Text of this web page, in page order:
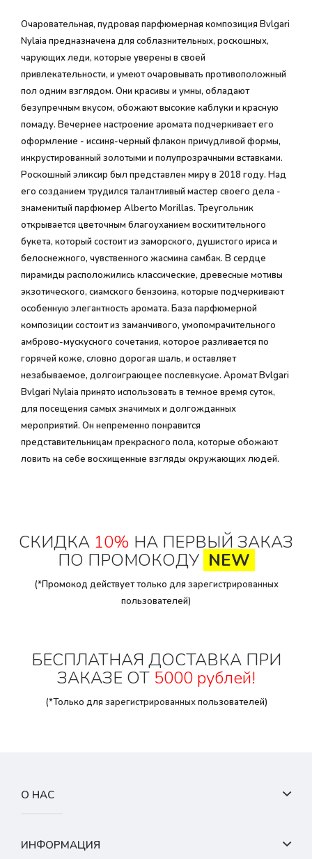
Очаровательная, пудровая парфюмерная композиция Bvlgari
Nylaia предназначена для соблазнительных, роскошных,
чарующих леди, которые уверены в своей
привлекательности, и умеют очаровывать противоположный
пол одним взглядом. Они красивы и умны, обладают
безупречным вкусом, обожают высокие каблуки и красную
помаду. Вечернее настроение аромата подчеркивает его
оформление - иссиня-черный флакон причудливой формы,
инкрустированный золотыми и полупрозрачными вставками.
Роскошный эликсир был представлен миру в 2018 году. Над
его созданием трудился талантливый мастер своего дела -
знаменитый парфюмер Alberto Morillas. Треугольник
открывается цветочным благоуханием восхитительного
букета, который состоит из заморского, душистого ириса и
белоснежного, чувственного жасмина самбак. В сердце
пирамиды расположились классические, древесные мотивы
экзотического, сиамского бензоина, которые подчеркивают
особенную элегантность аромата. База парфюмерной
композиции состоит из заманчивого, умопомрачительного
амброво-мускусного сочетания, которое разливается по
горячей коже, словно дорогая шаль, и оставляет
незабываемое, долгоиграющее послевкусие. Аромат Bvlgari
Bvlgari Nylaia принято использовать в темное время суток,
для посещения самых значимых и долгожданных
мероприятий. Он непременно понравится
представительницам прекрасного пола, которые обожают
ловить на себе восхищенные взгляды окружающих людей.
СКИДКА 10% НА ПЕРВЫЙ ЗАКАЗ
ПО ПРОМОКОДУ NEW
(*Промокод действует только для зарегистрированных
пользователей)
БЕСПЛАТНАЯ ДОСТАВКА ПРИ
ЗАКАЗЕ ОТ 5000 рублей!
(*Только для зарегистрированныхпользователей)
О НАС
ИНФОРМАЦИЯ